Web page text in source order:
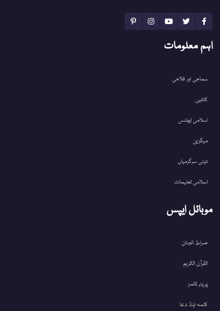
اہم معلومات
سماجی اور فلاحی
کتابیں
اسلامی ایونٹس
میگزین
دینی سرگرمیاں
اسلامی تعلیمات
موبائل ایپس
صراط الجنان
القرآن الکریم
پریئر ٹائمز
کلمہ اینڈ دعا